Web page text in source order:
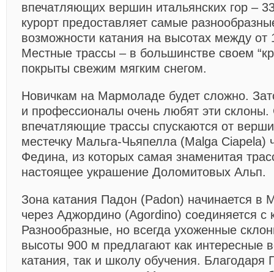
впечатляющих вершин итальянских гор –
курорт предоставляет самые
возможности катания на высотах между
Местные трассы – в большинстве своем
покрыты свежим мягким снегом.
Новичкам на Мармоладе будет сложно.
и профессионалы очень любят эти
впечатляющие трассы спускаются от
местечку Мальга-Чьяпелла (Malga Ciapela)
Федина, из которых самая знаменитая
настоящее украшение Доломитовых Альп.
Зона катания Падон (Padon) начинается в
через Аджордино (Agordino) соединяется с
Разнообразные, но всегда ухоженные
высоты 900 м предлагают как интересные
катания, так и школу обучения. Благодаря